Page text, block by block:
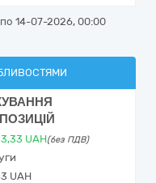
14-07-2026, 00:00
UAH(без ПДВ)
UAH